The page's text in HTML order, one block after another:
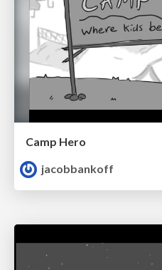
Camp Hero
jacobbankoff